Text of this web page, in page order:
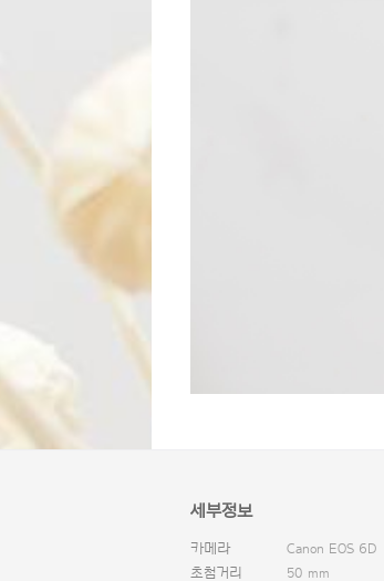
세부정보
카메라
Canon EOS 6D
초첨거리
50 mm